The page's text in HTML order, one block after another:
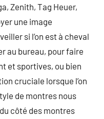
Zenith, Tag Heuer,
une image
si l’on est à cheval
au bureau, pour faire
et sportives, ou bien
cruciale lorsque l’on
de montres nous
côté des montres